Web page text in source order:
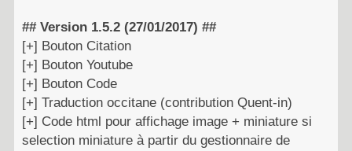
## Version 1.5.2 (27/01/2017) ##
[+] Bouton Citation
[+] Bouton Youtube
[+] Bouton Code
[+] Traduction occitane (contribution Quent-in)
[+] Code html pour affichage image + miniature si
selection miniature à partir du gestionnaire de